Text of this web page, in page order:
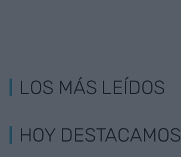
LOS MÁS LEÍDOS
HOY DESTACAMOS